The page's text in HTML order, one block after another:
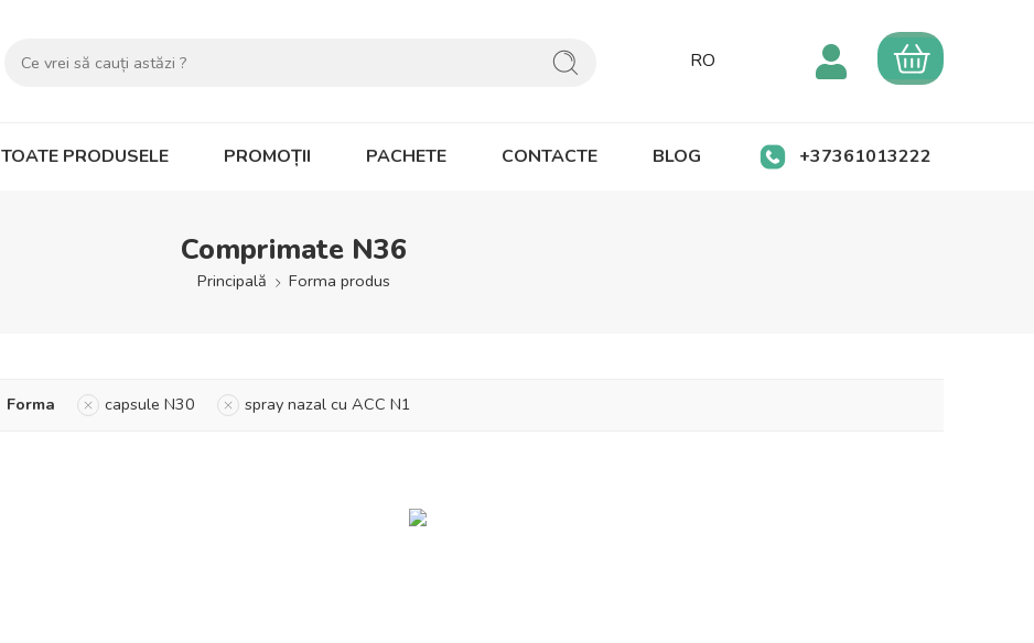
RO
TOATE PRODUSELE PROMOȚII PACHETE CONTACTE BLOG +37361013222
Comprimate N36
Principală Forma produs
Forma capsule N30 spray nazal cu ACC N1